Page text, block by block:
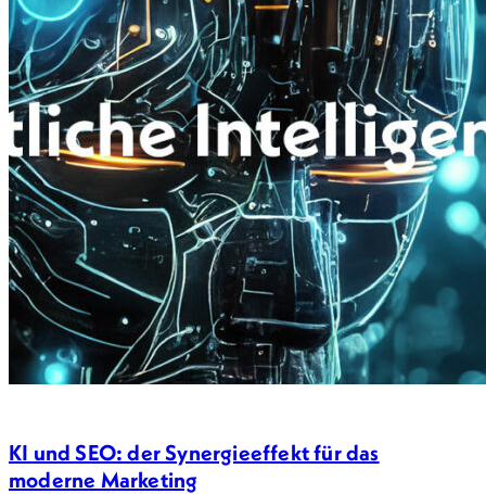
KI und SEO: der Synergieeffekt für das
moderne Marketing